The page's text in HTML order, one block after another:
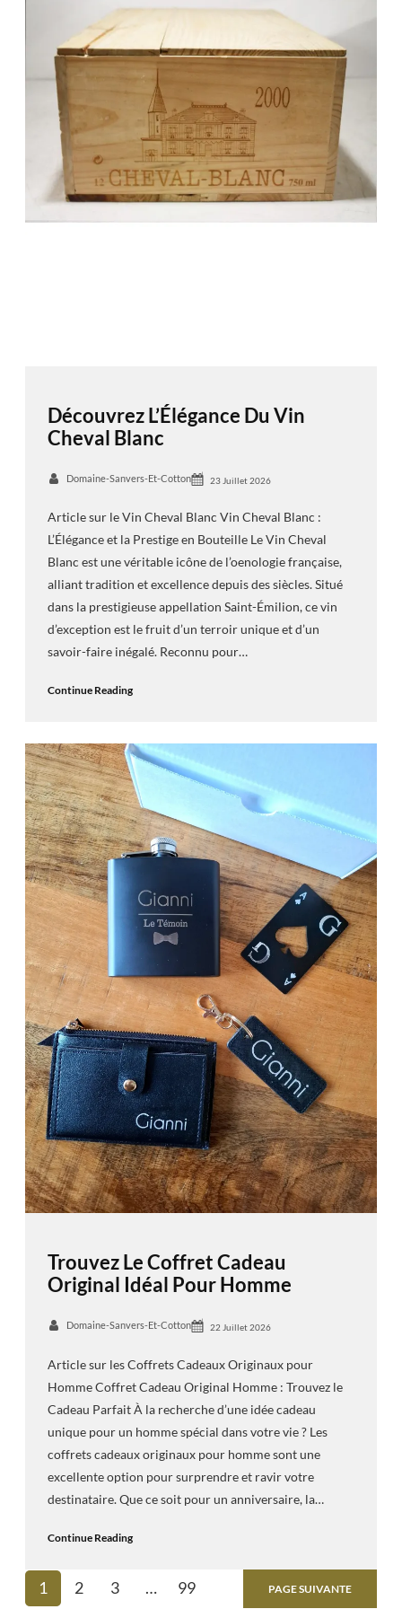
Découvrez L’Élégance Du Vin
Cheval Blanc
Domaine-Sanvers-Et-Cotton 23 Juillet 2026
Article sur le Vin Cheval Blanc Vin Cheval Blanc :
L’Élégance et la Prestige en Bouteille Le Vin Cheval
Blanc est une véritable icône de l’oenologie française,
alliant tradition et excellence depuis des siècles. Situé
dans la prestigieuse appellation Saint-Émilion, ce vin
d’exception est le fruit d’un terroir unique et d’un
savoir-faire inégalé. Reconnu pour…
Continue Reading
Trouvez Le Coffret Cadeau
Original Idéal Pour Homme
Domaine-Sanvers-Et-Cotton 22 Juillet 2026
Article sur les Coffrets Cadeaux Originaux pour
Homme Coffret Cadeau Original Homme : Trouvez le
Cadeau Parfait À la recherche d’une idée cadeau
unique pour un homme spécial dans votre vie ? Les
coffrets cadeaux originaux pour homme sont une
excellente option pour surprendre et ravir votre
destinataire. Que ce soit pour un anniversaire, la…
Continue Reading
1 2 3 … 99 PAGE SUIVANTE